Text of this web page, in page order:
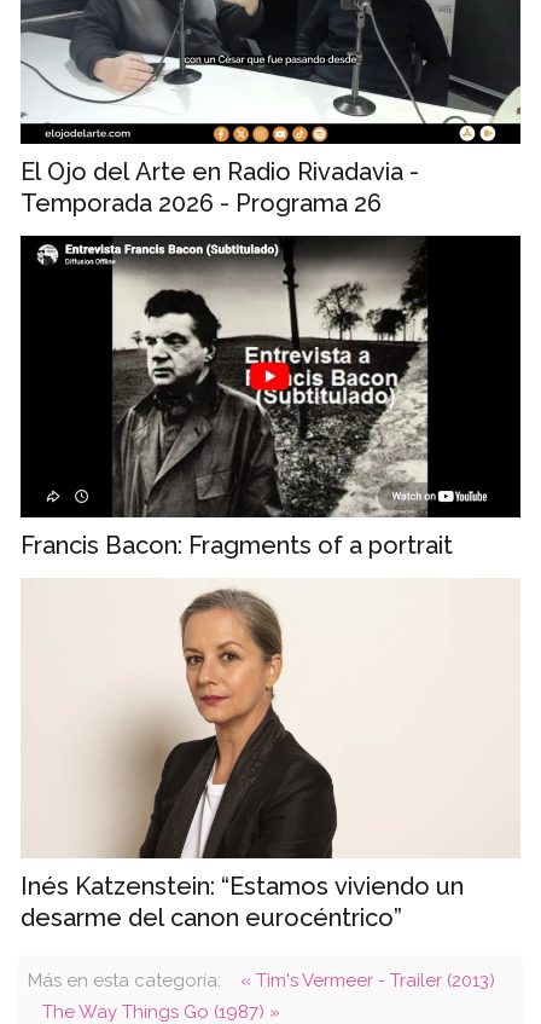
El Ojo del Arte en Radio Rivadavia -
Temporada 2026 - Programa 26
Francis Bacon: Fragments of a portrait
Inés Katzenstein: “Estamos viviendo un
desarme del canon eurocéntrico”
Más en esta categoría:
« Tim's Vermeer - Trailer (2013)
The Way Things Go (1987) »